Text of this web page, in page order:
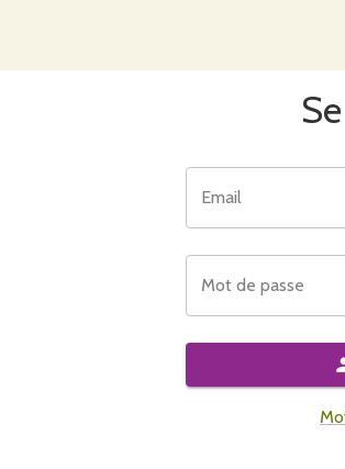
Email
Mot de passe